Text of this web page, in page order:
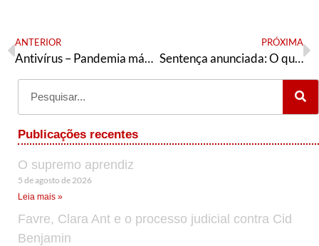
ANTERIOR
Antivírus – Pandemia máxima & Estado Mínimo – Episódio 08 (07/05/20)
PRÓXIMA
Sentença anunciada: O que vem depois?
Publicações recentes
O supremo aprendiz
5 de agosto de 2026
Leia mais »
Favre, Clara Ant e o processo judicial contra Cid
Benjamin